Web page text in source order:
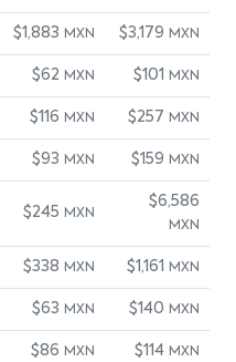
$1,883 MXN $3,179 MXN
$62 MXN $101 MXN
$116 MXN $257 MXN
$93 MXN $159 MXN
$245 MXN
$6,586
MXN
$338 MXN $1,161 MXN
$63 MXN $140 MXN
$86 MXN $114 MXN